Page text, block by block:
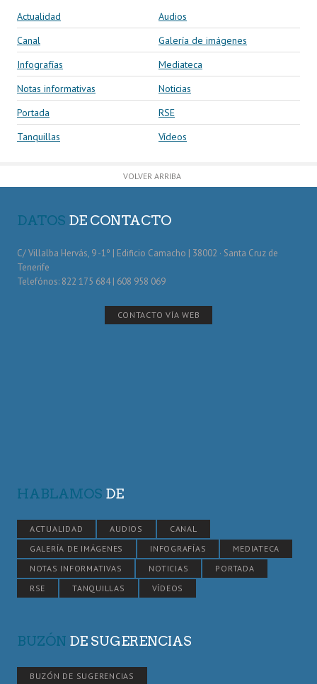
Actualidad
Audios
Canal
Galería de imágenes
Infografías
Mediateca
Notas informativas
Noticias
Portada
RSE
Tanquillas
Vídeos
VOLVER ARRIBA
DATOS DE CONTACTO
C/ Villalba Hervás, 9 -1º | Edificio Camacho | 38002 · Santa Cruz de
Tenerife
Telefónos: 822 175 684 | 608 958 069
CONTACTO VÍA WEB
HABLAMOS DE
ACTUALIDAD AUDIOS
CANAL
GALERÍA DE IMÁGENES
INFOGRAFÍAS
MEDIATECA
NOTAS INFORMATIVAS
NOTICIAS
PORTADA
RSE
TANQUILLAS VÍDEOS
BUZÓN DE SUGERENCIAS
BUZÓN DE SUGERENCIAS